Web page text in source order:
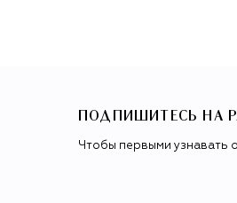
ПОДПИШИТЕСЬ НА
Чтобы первыми узнавать